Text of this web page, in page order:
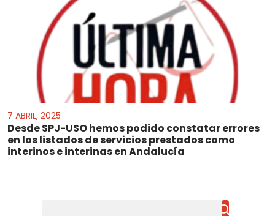
7 ABRIL, 2025
Desde SPJ-USO hemos podido constatar errores
en los listados de servicios prestados como
interinos e interinas en Andalucía